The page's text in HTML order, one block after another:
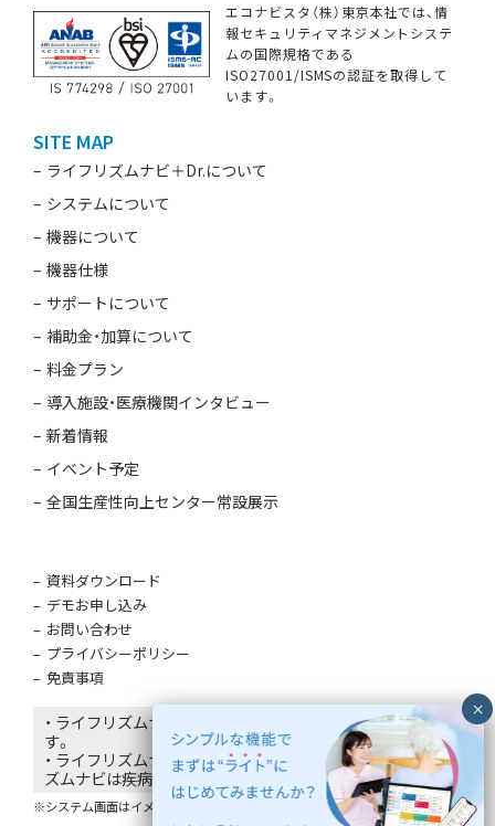
エコナビスタ（株）東京本社では、情
報セキュリティマネジメントシステ
ムの国際規格である
ISO27001/ISMSの認証を取得して
います。
SITE MAP
ライフリズムナビ＋Dr.について
システムについて
機器について
機器仕様
サポートについて
補助金・加算について
料金プラン
導入施設・医療機関インタビュー
新着情報
イベント予定
全国生産性向上センター常設展示
資料ダウンロード
デモお申し込み
お問い合わせ
プライバシーポリシー
免責事項
・ ライフリズムナビはエコナビスタ株式会社の登録商標で
す。
・ ライフリズムナビは医療機器ではありません。ライフリ
ズムナビは疾病の診断・治療・予防を目的としていません。
※システム画面はイメージであり、氏名は仮名です。